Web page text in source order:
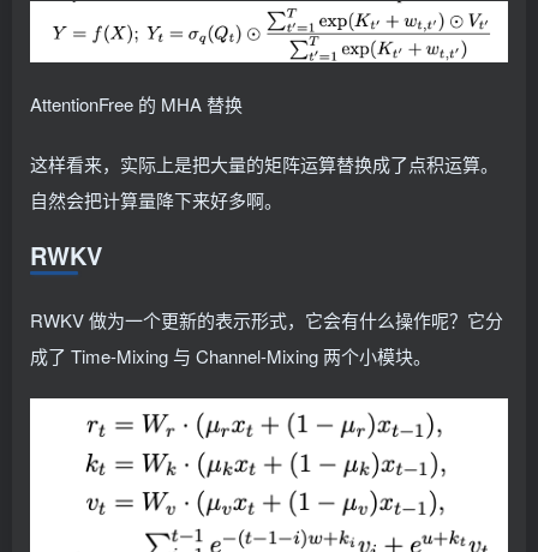
AttentionFree 的 MHA 替换
这样看来，实际上是把大量的矩阵运算替换成了点积运算。
自然会把计算量降下来好多啊。
RWKV
RWKV 做为一个更新的表示形式，它会有什么操作呢？它分
成了 Time-Mixing 与 Channel-Mixing 两个小模块。